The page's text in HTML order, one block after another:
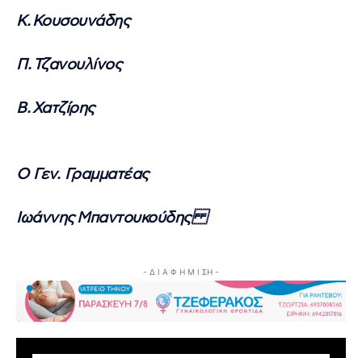
Κ.Κουσουνάδης
Π. Τζανουλίνος
Β.Χατζίρης
Ο Γεν. Γραμματέας
ΙωάννηςΜπαντουκούδης
- Δ Ι Α Φ Η Μ Ι ΣΗ -